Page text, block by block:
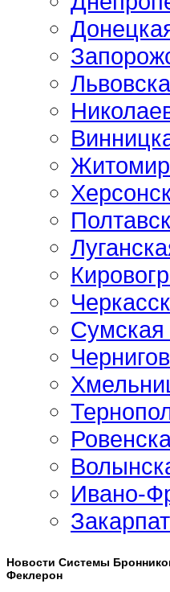
Сумская
Ивано-
Новости Системы
Феклерон